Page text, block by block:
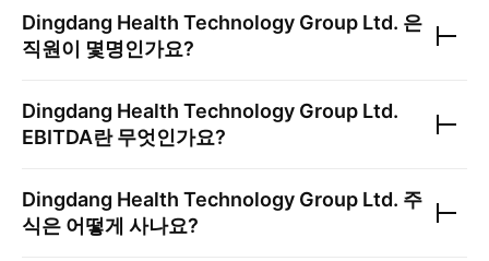
Dingdang Health Technology Group Ltd. 은
직원이 몇명인가요?
Dingdang Health Technology Group Ltd.
EBITDA란 무엇인가요?
Dingdang Health Technology Group Ltd. 주
식은 어떻게 사나요?